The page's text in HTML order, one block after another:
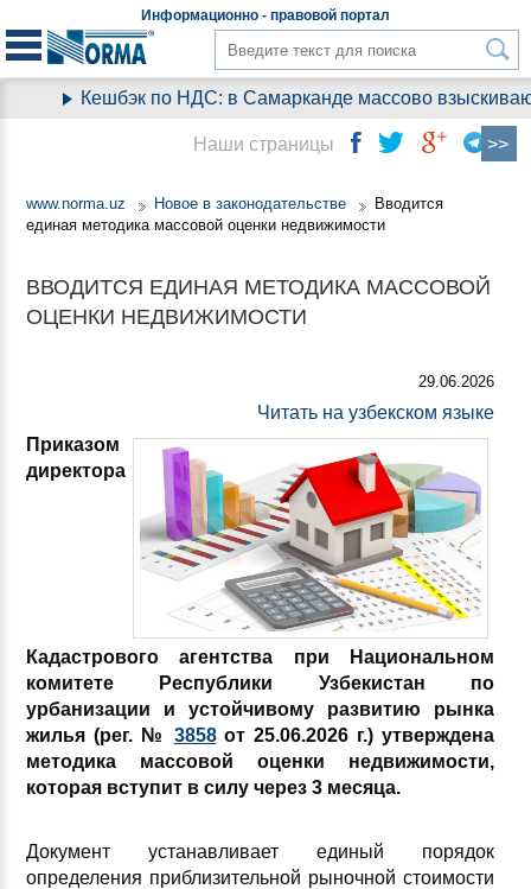
Информационно - правовой портал
Кешбэк по НДС: в Самарканде массово взыскивают
www.norma.uz Новое в законодательстве
Вводится
единая методика массовой оценки недвижимости
ВВОДИТСЯ ЕДИНАЯ МЕТОДИКА МАССОВОЙ
ОЦЕНКИ НЕДВИЖИМОСТИ
29.06.2026
Читать на узбекском языке
Приказом
директора
Кадастрового агентства при Национальном
комитете Республики Узбекистан по
урбанизации и устойчивому развитию рынка
жилья (рег. № 3858 от 25.06.2026 г.) утверждена
методика массовой оценки недвижимости,
которая вступит в силу через 3 месяца.
Документ устанавливает единый порядок
определения приблизительной рыночной стоимости
Наши страницы